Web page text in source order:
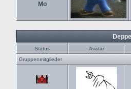
Mo
Status
Avatar
Gruppenmitglieder